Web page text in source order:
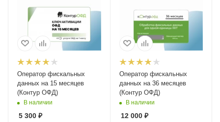
Оператор фискальных
данных на 15 месяцев
(Контур ОФД)
В наличии
5 300 ₽
Оператор фискальных
данных на 36 месяцев
(Контур ОФД)
В наличии
12 000₽